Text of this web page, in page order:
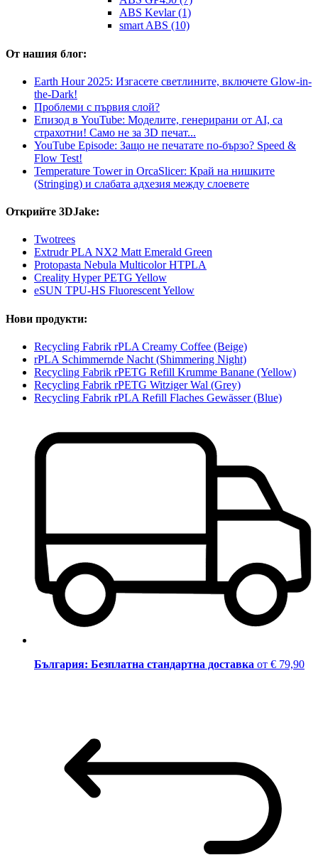
ABS Kevlar (1)
smart ABS (10)
От нашия блог:
Earth Hour 2025: Изгасете светлините, включете Glow-in-
the-Dark!
Проблеми с първия слой?
Епизод в YouTube: Моделите, генерирани от AI, са
страхотни! Само не за 3D печат...
YouTube Episode: Защо не печатате по-бързо? Speed &
Flow Test!
Temperature Tower in OrcaSlicer: Край на нишките
(Stringing) и слабата адхезия между слоевете
Открийте 3DJake:
Twotrees
Extrudr PLA NX2 Matt Emerald Green
Protopasta Nebula Multicolor HTPLA
Creality Hyper PETG Yellow
eSUN TPU-HS Fluorescent Yellow
Нови продукти:
Recycling Fabrik rPLA Creamy Coffee (Beige)
rPLA Schimmernde Nacht (Shimmering Night)
Recycling Fabrik rPETG Refill Krumme Banane (Yellow)
Recycling Fabrik rPETG Witziger Wal (Grey)
Recycling Fabrik rPLA Refill Flaches Gewässer (Blue)
България: Безплатна стандартна доставка от € 79,90